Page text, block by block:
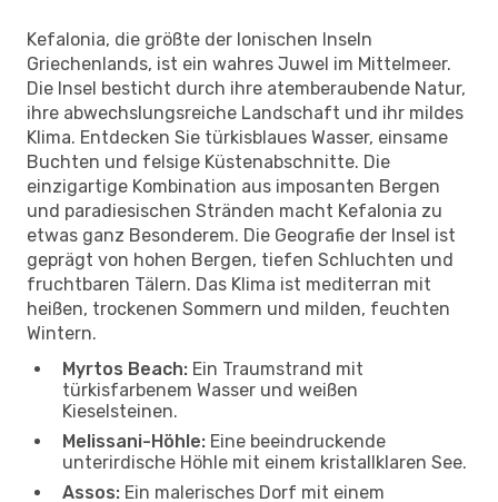
Kefalonia, die größte der Ionischen Inseln
Griechenlands, ist ein wahres Juwel im Mittelmeer.
Die Insel besticht durch ihre atemberaubende Natur,
ihre abwechslungsreiche Landschaft und ihr mildes
Klima. Entdecken Sie türkisblaues Wasser, einsame
Buchten und felsige Küstenabschnitte. Die
einzigartige Kombination aus imposanten Bergen
und paradiesischen Stränden macht Kefalonia zu
etwas ganz Besonderem. Die Geografie der Insel ist
geprägt von hohen Bergen, tiefen Schluchten und
fruchtbaren Tälern. Das Klima ist mediterran mit
heißen, trockenen Sommern und milden, feuchten
Wintern.
Myrtos Beach: Ein Traumstrand mit
türkisfarbenem Wasser und weißen
Kieselsteinen.
Melissani-Höhle: Eine beeindruckende
unterirdische Höhle mit einem kristallklaren See.
Assos: Ein malerisches Dorf mit einem